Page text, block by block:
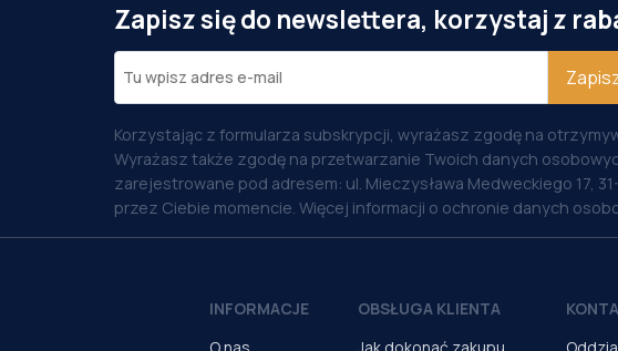
Zapisz się do newslettera, korzystaj z
Korzystając z formularza subskrypcji, wyrażasz zgodę na
Wyrażasz także zgodę na przetwarzanie Twoich danych
zarejestrowane pod adresem: ul. Mieczysława Medweckiego 17,
przez Ciebie momencie. Więcej informacji o ochronie danych
INFORMACJE
OBSŁUGA KLIENTA